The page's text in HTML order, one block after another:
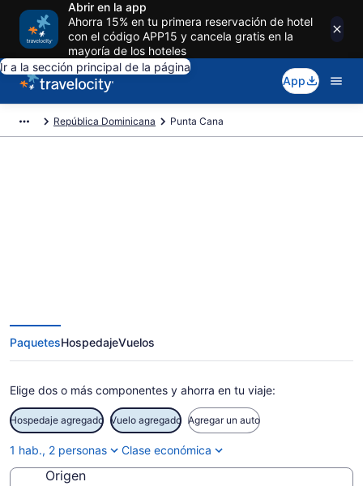
Abrir en la app
Ahorra 15% en tu primera reservación de hotel
con el código APP15 y cancela gratis en la
mayoría de los hoteles
Ir a la sección principal de la página
App
República Dominicana Punta Cana
PaquetesHospedajeVuelos
Elige dos o más componentes y ahorra en tu viaje:
Hospedaje agregado Vuelo agregado Agregar un auto
1 hab., 2 personas Clase económica
Origen